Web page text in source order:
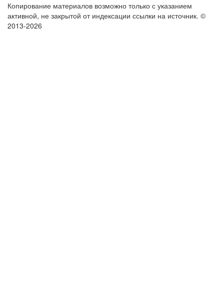
Копирование материалов возможно только с указанием
активной, не закрытой от индексации ссылки на источник. ©
2013-2026